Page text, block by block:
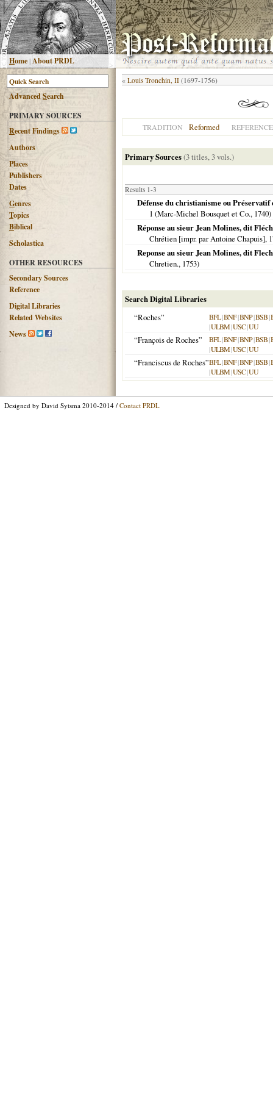
Home|About PRDL
AdvancedSearch
PRIMARY SOURCES
Recent Findings
Authors
Places
Publishers
Dates
Genres
Topics
Biblical
Scholastica
OTHER RESOURCES
Secondary Sources
Reference
Digital Libraries
Related Websites
News
« Louis Tronchin, II (1697-1756)
TRADITION Reformed REFERENCE
Primary Sources(3 titles, 3 vols.)
Results 1-3
Défense du christianisme ou
1 (Marc-Michel Bousquet et Co., 1740)
Réponse au sieur Jean Molines, dit
Chrétien [impr. par Antoine Chapuis],
Reponse au sieur Jean Molines, dit
Chretien., 1753)
Search Digital Libraries
“Roches”
BFL|BNF|BNP|BSB|
|ULBM|USC|UU
“François de Roches” BFL|BNF|BNP|BSB|
|ULBM|USC|UU
“Franciscus de Roches”BFL|BNF|BNP|BSB|
|ULBM|USC|UU
Designed by David Sytsma 2010-2014 / Contact PRDL